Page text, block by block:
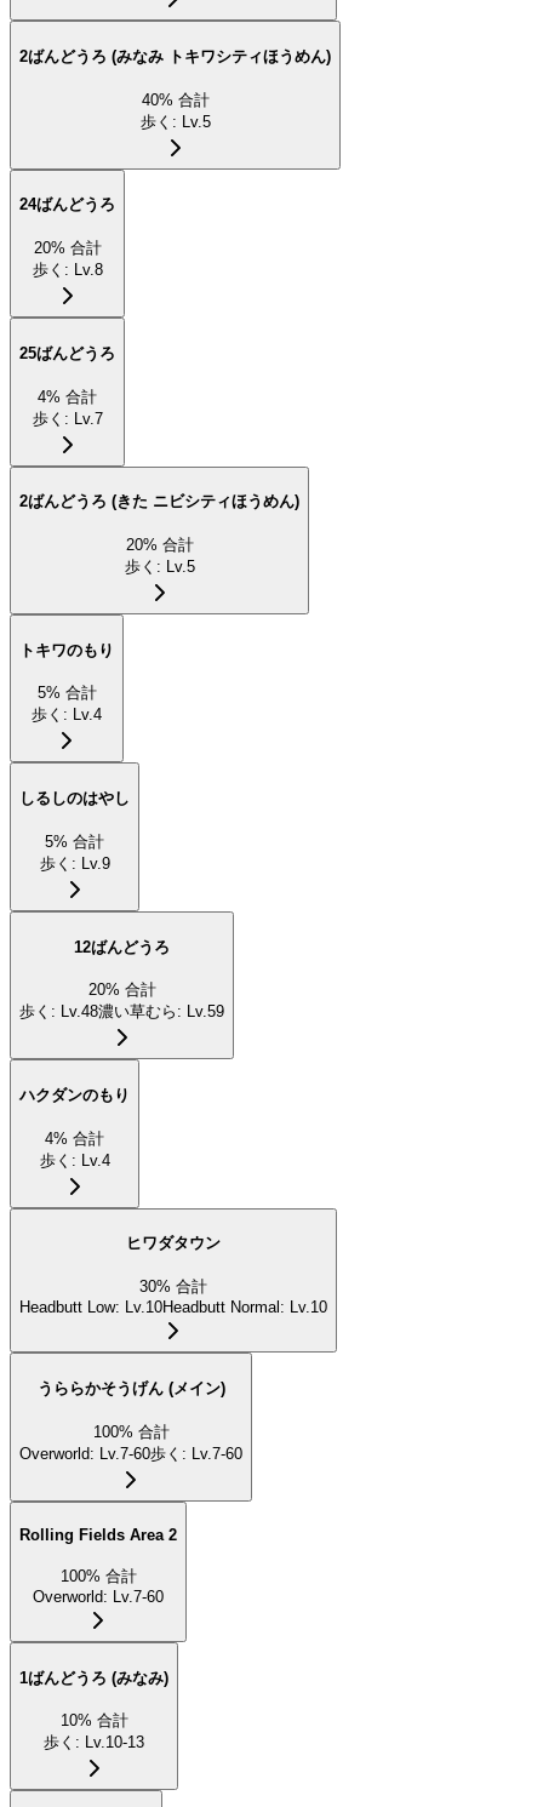
2ばんどうろ (みなみ トキワシティほうめん)
40% 合計
歩く : Lv.5
24ばんどうろ
20% 合計
歩く : Lv.8
25ばんどうろ
4% 合計
歩く : Lv.7
2ばんどうろ (きた ニビシティほうめん)
20% 合計
歩く : Lv.5
トキワのもり
5% 合計
歩く : Lv.4
しるしのはやし
5% 合計
歩く : Lv.9
12ばんどうろ
20% 合計
歩く : Lv.48濃い草むら : Lv.59
ハクダンのもり
4% 合計
歩く : Lv.4
ヒワダタウン
30% 合計
Headbutt Low: Lv.10Headbutt Normal : Lv.10
うららかそうげん (メイン)
100% 合計
Overworld: Lv.7-60歩く : Lv.7-60
Rolling Fields Area 2
100% 合計
Overworld: Lv.7-60
1ばんどうろ (みなみ)
10% 合計
歩く : Lv.10-13